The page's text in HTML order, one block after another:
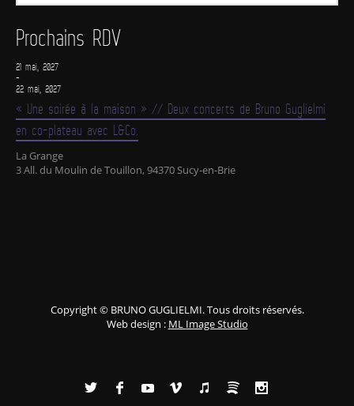
Prochains RDV
21 mai, 2027
-
22 mai, 2027
« Une soirée à la maison » // Deux concerts de Bruno Guglielmi
en co-plateau avec L&Co.
La Grange
3 All. du Moulin de Touillon, 94370 Sucy-en-Brie
Copyright © BRUNO GUGLIELMI. Tous droits réservés.
Web design : ML Image Studio